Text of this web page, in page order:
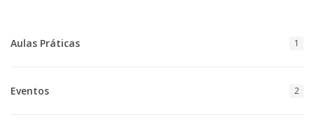
Aulas Práticas 1
Eventos 2